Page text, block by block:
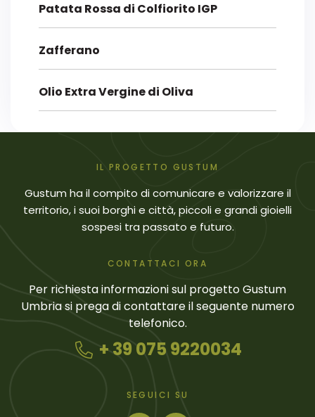
Patata Rossa di Colfiorito IGP
Zafferano
Olio Extra Vergine di Oliva
IL PROGETTO GUSTUM
Gustum ha il compito di comunicare e valorizzare il
territorio, i suoi borghi e città, piccoli e grandi gioielli
sospesi tra passato e futuro.
CONTATTACI ORA
Per richiesta informazioni sul progetto Gustum
Umbria si prega di contattare il seguente numero
telefonico.
+ 39 075 9220034
SEGUICI SU